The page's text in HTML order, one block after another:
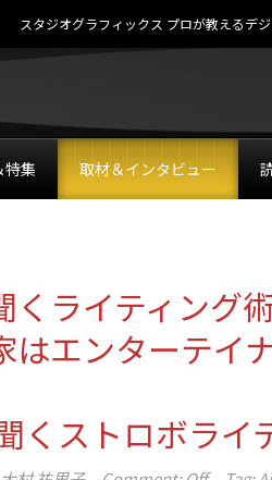
スタジオグラフィックス プロが教えるデ
特集 取材＆インタビュー
くライティング
エンターテイ
くストロボライ